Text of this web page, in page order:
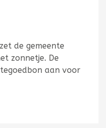
de gemeente
zonnetje. De
aan voor
voor vrijwilligers